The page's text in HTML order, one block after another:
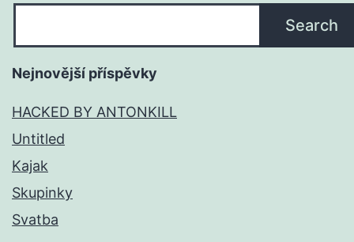
Search
Nejnovější příspěvky
HACKED BY ANTONKILL
Untitled
Kajak
Skupinky
Svatba